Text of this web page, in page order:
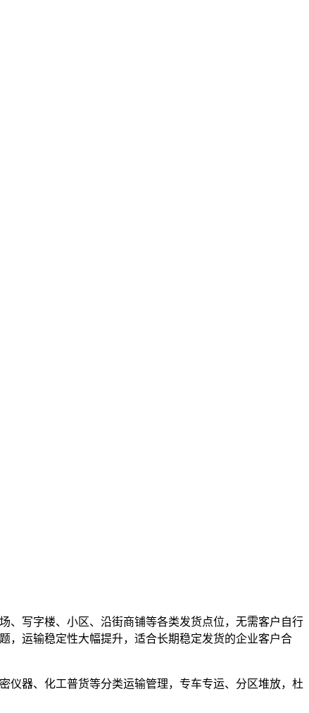
、写字楼、小区、沿街商铺等各类发货点位，无需客户自行
，运输稳定性大幅提升，适合长期稳定发货的企业客户合
仪器、化工普货等分类运输管理，专车专运、分区堆放，杜